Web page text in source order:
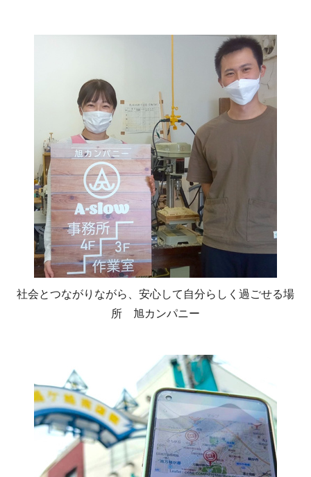
社会とつながりながら、安心して自分らしく過ごせる場
所 旭カンパニー